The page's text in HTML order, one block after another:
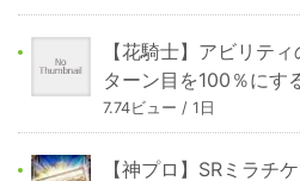
【花騎士】アビリテ
ターン目を100％にす
7.74ビュー / 1日
【神プロ】SRミラチ